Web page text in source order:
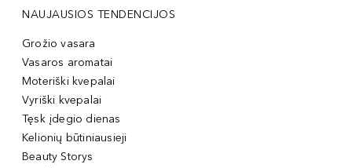
NAUJAUSIOS TENDENCIJOS
Grožio vasara
Vasaros aromatai
Moteriški kvepalai
Vyriški kvepalai
Tęsk įdegio dienas
Kelionių būtiniausieji
Beauty Storys